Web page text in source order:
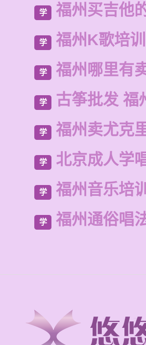
学 福州买吉他
学 福州K歌培
学 福州哪里有
学 古筝批发 福
学 福州卖尤克
学 北京成人学
学 福州音乐培
学 福州通俗唱